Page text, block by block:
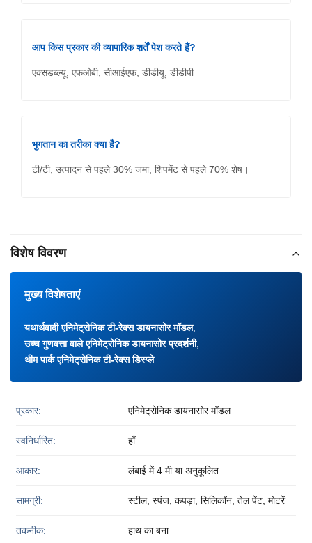
आप किस प्रकार की व्यापारिक शर्तें पेश करते हैं?
एक्सडब्ल्यू, एफओबी, सीआईएफ, डीडीयू, डीडीपी
भुगतान का तरीका क्या है?
टी/टी, उत्पादन से पहले 30% जमा, शिपमेंट से पहले 70% शेष।
विशेष विवरण
मुख्य विशेषताएं
यथार्थवादी एनिमेट्रोनिक टी-रेक्स डायनासोर मॉडल,
उच्च गुणवत्ता वाले एनिमेट्रोनिक डायनासोर प्रदर्शनी,
थीम पार्क एनिमेट्रोनिक टी-रेक्स डिस्प्ले
प्रकार: एनिमेट्रोनिक डायनासोर मॉडल
स्वनिर्धारित: हाँ
आकार: लंबाई में 4 मी या अनुकूलित
सामग्री: स्टील, स्पंज, कपड़ा, सिलिकॉन, तेल पेंट, मोटरें
तकनीक: हाथ का बना